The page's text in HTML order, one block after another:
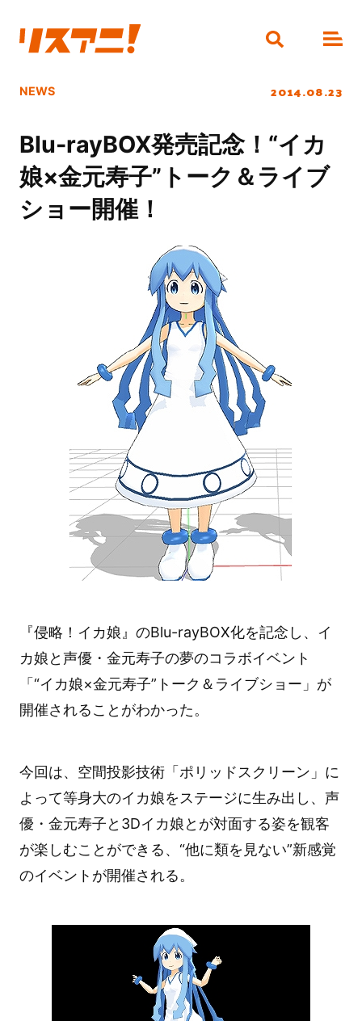
NEWS 2014.08.23
Blu-rayBOX発売記念！“イカ
娘×金元寿子”トーク＆ライブ
ショー開催！
『侵略！イカ娘』のBlu-rayBOX化を記念し、イ
カ娘と声優・金元寿子の夢のコラボイベント
「“イカ娘×金元寿子”トーク＆ライブショー」が
開催されることがわかった。
今回は、空間投影技術「ポリッドスクリーン」に
よって等身大のイカ娘をステージに生み出し、声
優・金元寿子と3Dイカ娘とが対面する姿を観客
が楽しむことができる、“他に類を見ない”新感覚
のイベントが開催される。